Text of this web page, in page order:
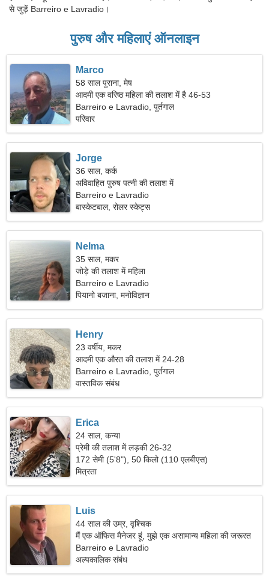
से जुड़ें Barreiro e Lavradio।
पुरुष और महिलाएं ऑनलाइन
Marco
58 साल पुराना, मेष
आदमी एक वरिष्ठ महिला की तलाश में है 46-53
Barreiro e Lavradio, पुर्तगाल
परिवार
Jorge
36 साल, कर्क
अविवाहित पुरुष पत्नी की तलाश में
Barreiro e Lavradio
बास्केटबाल, रोलर स्केट्स
Nelma
35 साल, मकर
जोड़े की तलाश में महिला
Barreiro e Lavradio
पियानो बजाना, मनोविज्ञान
Henry
23 वर्षीय, मकर
आदमी एक औरत की तलाश में 24-28
Barreiro e Lavradio, पुर्तगाल
वास्तविक संबंध
Erica
24 साल, कन्या
प्रेमी की तलाश में लड़की 26-32
172 सेमी (5'8"), 50 किलो (110 एलबीएस)
मित्रता
Luis
44 साल की उम्र, वृश्चिक
मैं एक ऑफिस मैनेजर हूं, मुझे एक असामान्य महिला की जरूरत
है।
Barreiro e Lavradio
अल्पकालिक संबंध